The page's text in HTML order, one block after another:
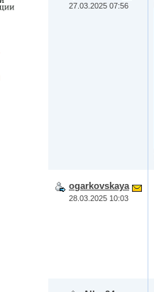
27.03.2025 07:56
ogarkovskaya
28.03.2025 10:03